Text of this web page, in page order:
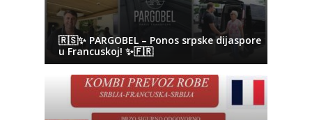
🇷🇸✨ PARGOBEL – Ponos srpske dijaspore
u Francuskoj! ✨🇫🇷